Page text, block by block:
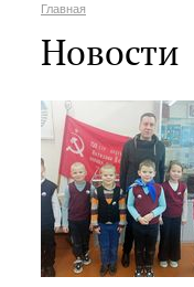
Главная
Новости